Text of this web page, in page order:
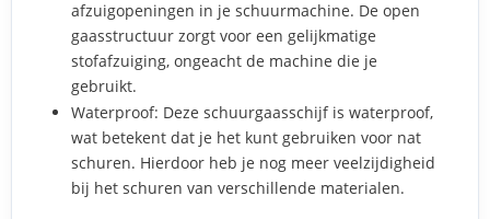
afzuigopeningen in je schuurmachine. De open
gaasstructuur zorgt voor een gelijkmatige
stofafzuiging, ongeacht de machine die je
gebruikt.
Waterproof: Deze schuurgaasschijf is waterproof,
wat betekent dat je het kunt gebruiken voor nat
schuren. Hierdoor heb je nog meer veelzijdigheid
bij het schuren van verschillende materialen.